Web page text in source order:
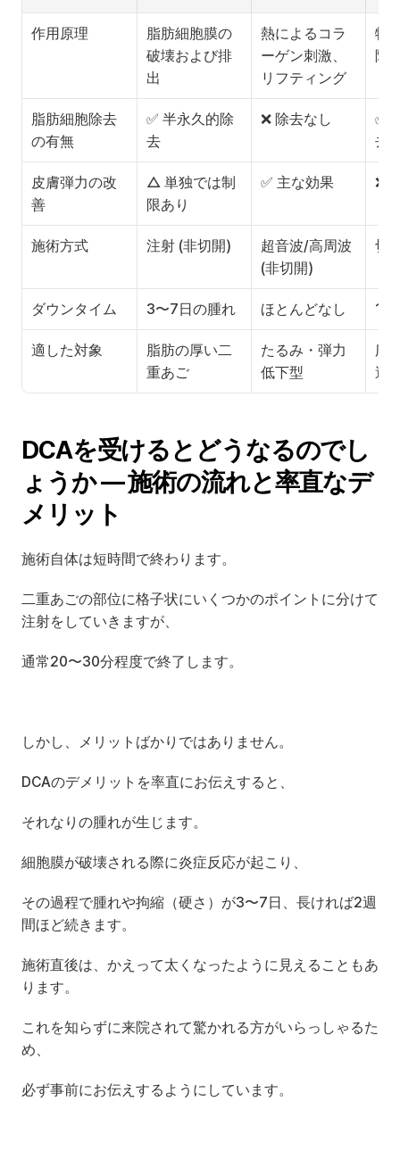
作用原理
脂肪細胞膜の
破壊および排
出
熱によるコラ
ーゲン刺激、
リフティング
物
除
脂肪細胞除去
の有無
✅ 半永久的除
去
❌ 除去なし
✅
去
皮膚弾力の改
善
△ 単独では制
限あり
✅ 主な効果 ❌
施術方式 注射 (非切開)
超音波/高周波
(非切開)
切
ダウンタイム 3〜7日の腫れ ほとんどなし 1
適した対象
脂肪の厚い二
重あご
たるみ・弾力
低下型
広
過
DCAを受けるとどうなるのでし
ょうか — 施術の流れと率直なデ
メリット
施術自体は短時間で終わります。
二重あごの部位に格子状にいくつかのポイントに分けて
注射をしていきますが、
通常20〜30分程度で終了します。
しかし、メリットばかりではありません。
DCAのデメリットを率直にお伝えすると、
それなりの腫れが生じます。
細胞膜が破壊される際に炎症反応が起こり、
その過程で腫れや拘縮（硬さ）が3〜7日、長ければ2週
間ほど続きます。
施術直後は、かえって太くなったように見えることもあ
ります。
これを知らずに来院されて驚かれる方がいらっしゃるた
め、
必ず事前にお伝えするようにしています。